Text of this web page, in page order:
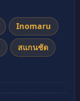
Inomaru
สแกนชัด